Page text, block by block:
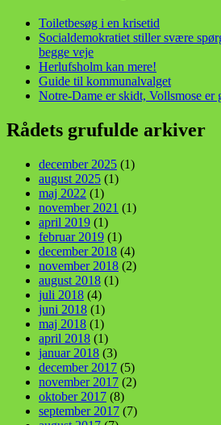
Toiletbesøg i en krisetid
Socialdemokratiet stiller svære
begge veje
Herlufsholm kan mere!
Guide til kommunalvalget
Notre-Dame er skidt, Vollsmose er
Rådets grufulde arkiver
december 2025 (1)
august 2025 (1)
maj 2022 (1)
november 2021 (1)
april 2019 (1)
februar 2019 (1)
december 2018 (4)
november 2018 (2)
august 2018 (1)
juli 2018 (4)
juni 2018 (1)
maj 2018 (1)
april 2018 (1)
januar 2018 (3)
december 2017 (5)
november 2017 (2)
oktober 2017 (8)
september 2017 (7)